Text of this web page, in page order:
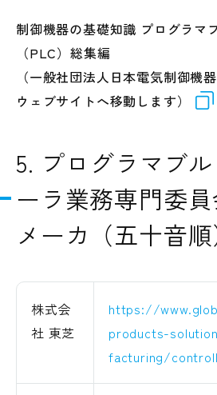
制御機器の基礎知識 プログラマ
（PLC）総集編
（一般社団法人日本電気制御機
ウェブサイトへ移動します）
5. プログラマブ
ーラ業務専門委
メーカ（五十音順
株式会
社 東芝
https://
products-
facturing/